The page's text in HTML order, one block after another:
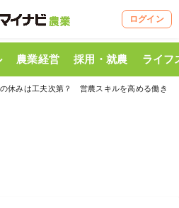
ログイン
農業経営 採用・就農 ライフ
休みは工夫次第？ 営農スキルを高める働き